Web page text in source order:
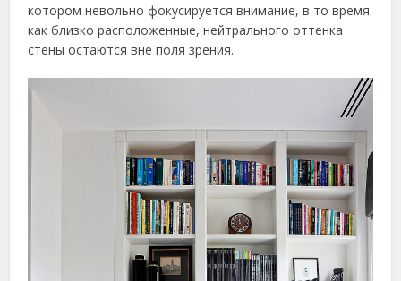
котором невольно фокусируется внимание, в то время
как близко расположенные, нейтрального оттенка
стены остаются вне поля зрения.